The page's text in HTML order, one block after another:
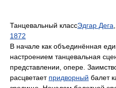
Танцевальный классЭдгар Дега
1872
В начале как объединённая
настроением танцевальная
представлении, опере.
расцветает придворный балет